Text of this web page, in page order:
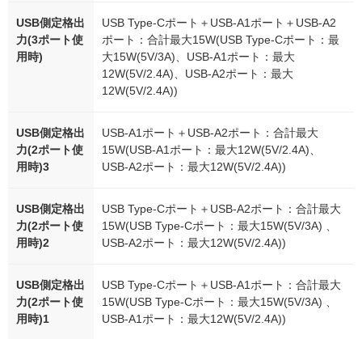
USB側定格出
力(3ポート使
用時)
USB Type-Cポート＋USB-A1ポート＋USB-A2
ポート：合計最大15W(USB Type-Cポート：最
大15W(5V/3A)、USB-A1ポート：最大
12W(5V/2.4A)、USB-A2ポート：最大
12W(5V/2.4A))
USB側定格出
力(2ポート使
用時)3
USB-A1ポート＋USB-A2ポート：合計最大
15W(USB-A1ポート：最大12W(5V/2.4A)、
USB-A2ポート：最大12W(5V/2.4A))
USB側定格出
力(2ポート使
用時)2
USB Type-Cポート＋USB-A2ポート：合計最大
15W(USB Type-Cポート：最大15W(5V/3A) 、
USB-A2ポート：最大12W(5V/2.4A))
USB側定格出
力(2ポート使
用時)1
USB Type-Cポート＋USB-A1ポート：合計最大
15W(USB Type-Cポート：最大15W(5V/3A) 、
USB-A1ポート：最大12W(5V/2.4A))